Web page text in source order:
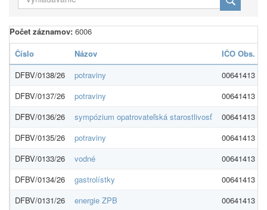
Počet záznamov: 6006
Číslo
Názov IČO Obs.
DFBV/0138/26
potraviny 00641413
DFBV/0137/26
potraviny 00641413
DFBV/0136/26
sympózium opatrovateľská starostlivosť 00641413
DFBV/0135/26
potraviny 00641413
DFBV/0133/26
vodné 00641413
DFBV/0134/26
gastrolístky 00641413
DFBV/0131/26
energie ZPB 00641413